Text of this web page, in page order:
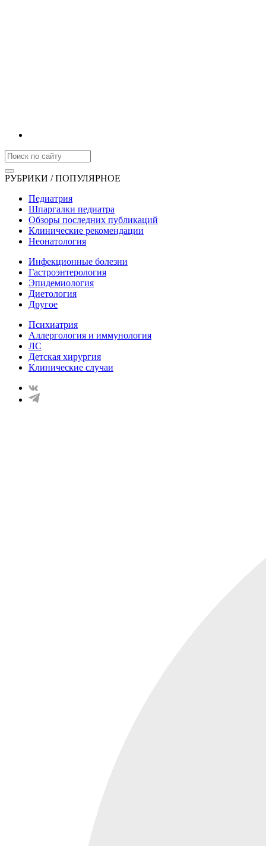
РУБРИКИ / ПОПУЛЯРНОЕ
Педиатрия
Шпаргалки педиатра
Обзоры последних публикаций
Клинические рекомендации
Неонатология
Инфекционные болезни
Гастроэнтерология
Эпидемиология
Диетология
Другое
Психиатрия
Аллергология и иммунология
ЛС
Детская хирургия
Клинические случаи